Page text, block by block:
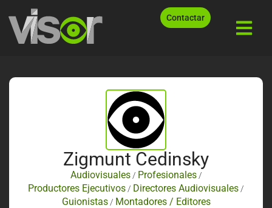
Contactar
Zigmunt Cedinsky
Audiovisuales/ Profesionales/
Productores Ejecutivos / Directores Audiovisuales /
Guionistas/ Montadores / Editores